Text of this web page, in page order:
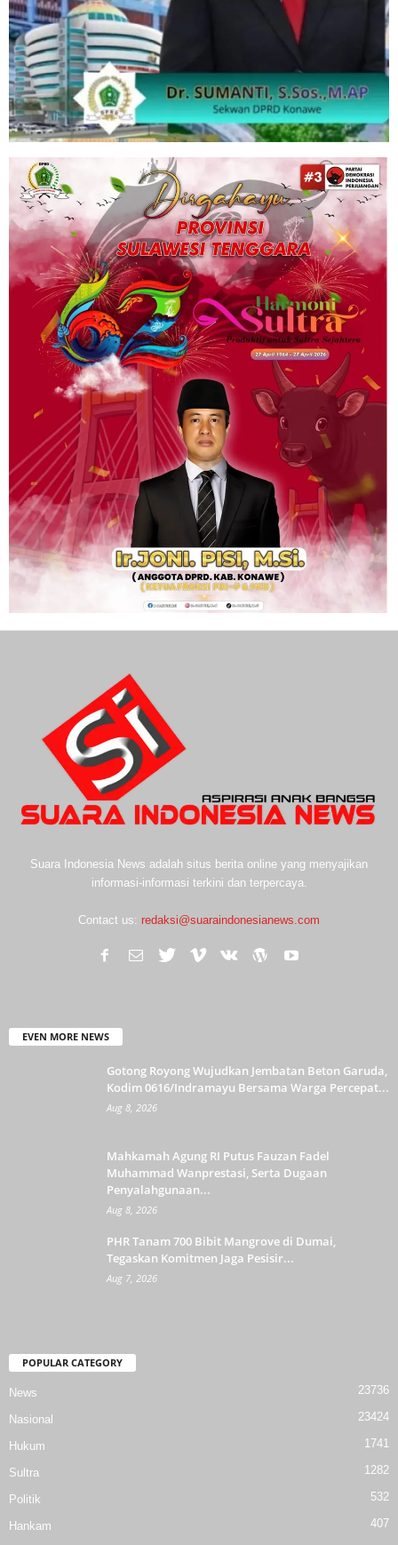
Suara Indonesia News adalah situs berita online yang menyajikan
informasi-informasi terkini dan terpercaya.
Contact us: redaksi@suaraindonesianews.com
EVEN MORE NEWS
Gotong Royong Wujudkan Jembatan Beton Garuda,
Kodim 0616/Indramayu Bersama Warga Percepat...
Aug 8, 2026
Mahkamah Agung RI Putus Fauzan Fadel
Muhammad Wanprestasi, Serta Dugaan
Penyalahgunaan...
Aug 8, 2026
PHR Tanam 700 Bibit Mangrove di Dumai,
Tegaskan Komitmen Jaga Pesisir...
Aug 7, 2026
POPULAR CATEGORY
News 23736
Nasional 23424
Hukum 1741
Sultra 1282
Politik 532
Hankam
407